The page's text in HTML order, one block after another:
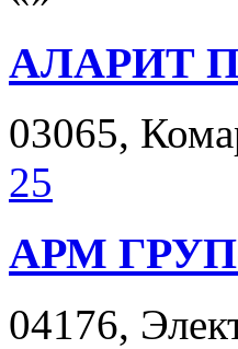
АЛАРИТ
03065,
25
АРМ
04176,